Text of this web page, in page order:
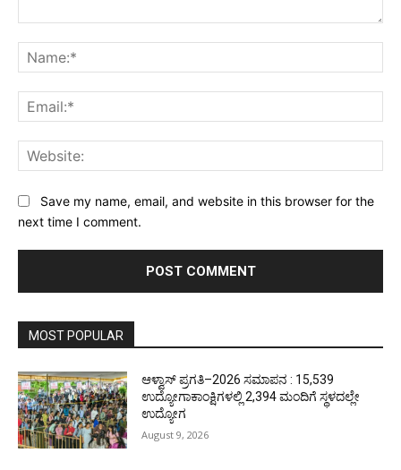
Save my name, email, and website in this browser for the
next time I comment.
MOST POPULAR
ಆಳ್ವಾಸ್ ಪ್ರಗತಿ–2026 ಸಮಾಪನ : 15,539
ಉದ್ಯೋಗಾಕಾಂಕ್ಷಿಗಳಲ್ಲಿ 2,394 ಮಂದಿಗೆ ಸ್ಥಳದಲ್ಲೇ
ಉದ್ಯೋಗ
August 9, 2026